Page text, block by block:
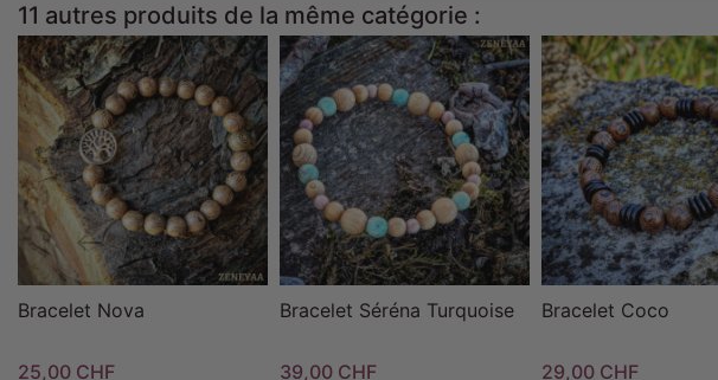
11 autres produits de la même catégorie :
Bracelet Nova
25,00 CHF
Bracelet Séréna Turquoise
39,00 CHF
Bracelet Coco
29,00 CHF